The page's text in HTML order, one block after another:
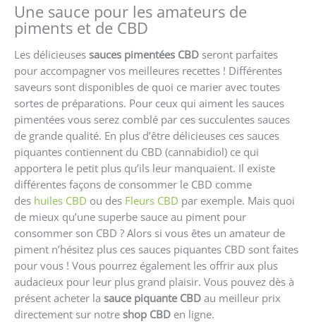
Une sauce pour les amateurs de
piments et de CBD
Les délicieuses sauces pimentées CBD seront parfaites
pour accompagner vos meilleures recettes ! Différentes
saveurs sont disponibles de quoi ce marier avec toutes
sortes de préparations. Pour ceux qui aiment les sauces
pimentées vous serez comblé par ces succulentes sauces
de grande qualité. En plus d’être délicieuses ces sauces
piquantes contiennent du CBD (cannabidiol) ce qui
apportera le petit plus qu’ils leur manquaient. Il existe
différentes façons de consommer le CBD comme
des huiles CBD ou des Fleurs CBD par exemple. Mais quoi
de mieux qu’une superbe sauce au piment pour
consommer son CBD ? Alors si vous êtes un amateur de
piment n’hésitez plus ces sauces piquantes CBD sont faites
pour vous ! Vous pourrez également les offrir aux plus
audacieux pour leur plus grand plaisir. Vous pouvez dès à
présent acheter la sauce piquante CBD au meilleur prix
directement sur notre shop CBD en ligne.